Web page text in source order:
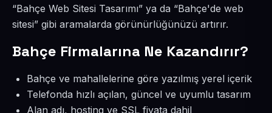
“Bahçe Web Sitesi Tasarımı” ya da “Bahçe'de web
sitesi” gibi aramalarda görünürlüğünüzü artırır.
Bahçe Firmalarına Ne Kazandırır?
Bahçe ve mahallelerine göre yazılmış yerel içerik
Telefonda hızlı açılan, güncel ve uyumlu tasarım
Alan adı, hosting ve SSL fiyata dahil